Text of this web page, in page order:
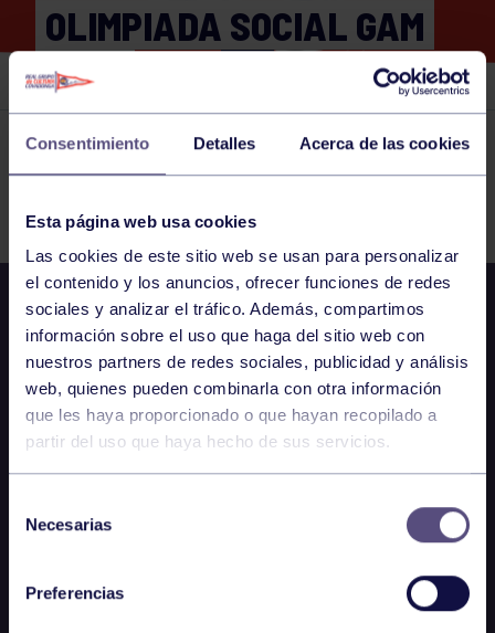
Consentimiento Detalles Acerca de las cookies
Esta página web usa cookies
Las cookies de este sitio web se usan para personalizar
el contenido y los anuncios, ofrecer funciones de redes
sociales y analizar el tráfico. Además, compartimos
información sobre el uso que haga del sitio web con
nuestros partners de redes sociales, publicidad y análisis
web, quienes pueden combinarla con otra información
que les haya proporcionado o que hayan recopilado a
partir del uso que haya hecho de sus servicios.
Necesarias
Preferencias
OLIMPIADA SOCIAL GAM
2025